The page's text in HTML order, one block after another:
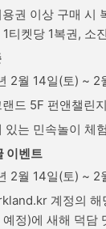
권 이상 구매 시
티켓당 1복권, 소
2월 14일(토) ~ 2
드 5F 펀앤챌린지
있는 민속놀이 체
이벤트
2월 14일(토) ~ 2
계정의 해
정)에 새해 덕담